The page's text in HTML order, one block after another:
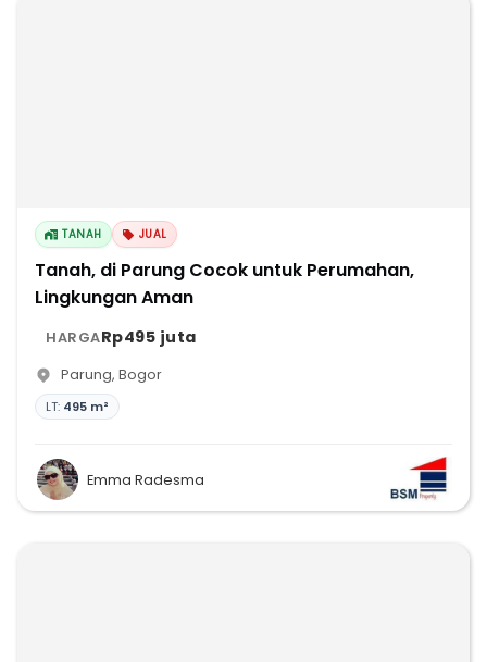
TANAH JUAL
Tanah, di Parung Cocok untuk Perumahan,
Lingkungan Aman
HARGARp495 juta
Parung, Bogor
LT: 495 m²
Emma Radesma